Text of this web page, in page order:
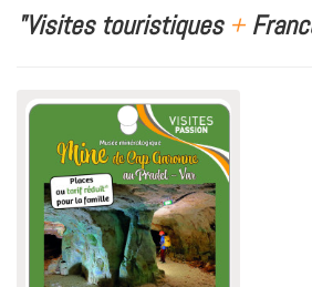
"Visites touristiques +